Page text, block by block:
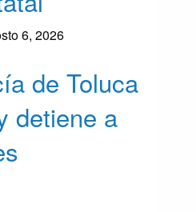
6, 2026
de Toluca
detiene a